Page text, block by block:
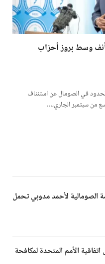
وسط بروز أحزاب
في الصومال عن استئناف
من سبتمبر الجاري،…
الصومالية لأحمد مدوبي تحمل
الأمم المتحدة لمكافحة